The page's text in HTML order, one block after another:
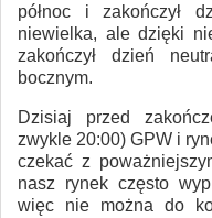
północ i zakończył
niewielka, ale dzięki
zakończył dzień
bocznym.
Dzisiaj przed
zwykle 20:00) GPW i
czekać z
nasz rynek często
więc nie można do